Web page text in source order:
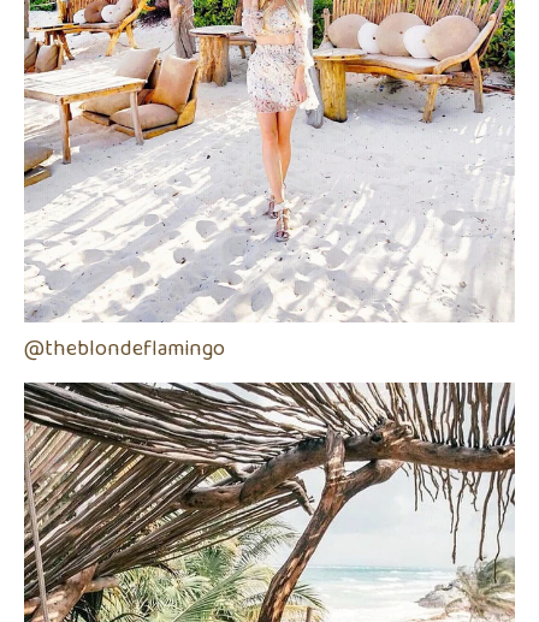
@theblondeflamingo